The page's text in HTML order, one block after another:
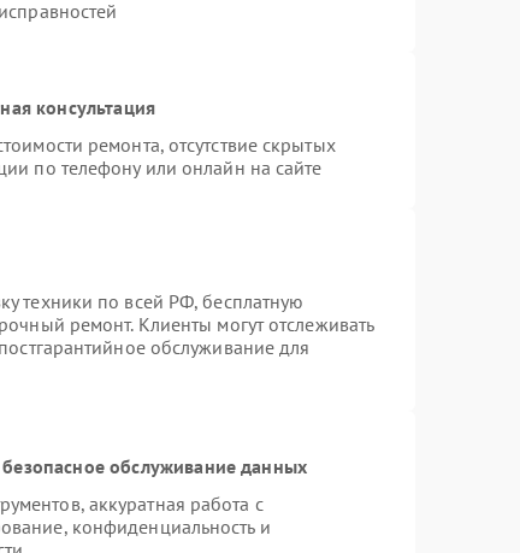
консультация
ремонта, отсутствие скрытых
по телефону или онлайн на сайте
техники по всей РФ, бесплатную
ремонт. Клиенты могут отслеживать
обслуживание для
обслуживание данных
аккуратная работа с
конфиденциальность и